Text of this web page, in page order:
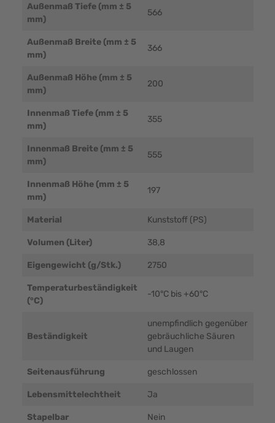
Außenmaß Tiefe (mm ± 5
mm)
566
Außenmaß Breite (mm ± 5
mm)
366
Außenmaß Höhe (mm ± 5
mm)
200
Innenmaß Tiefe (mm ± 5
mm)
355
Innenmaß Breite (mm ± 5
mm)
555
Innenmaß Höhe (mm ± 5
mm)
197
Material Kunststoff (PS)
Volumen (Liter) 38,8
Eigengewicht (g/Stk.) 2750
Temperaturbeständigkeit
(°C)
-10°C bis +60°C
Beständigkeit
unempfindlich gegenüber
gebräuchliche Säuren
und Laugen
Seitenausführung geschlossen
Lebensmittelechtheit Ja
Stapelbar Nein